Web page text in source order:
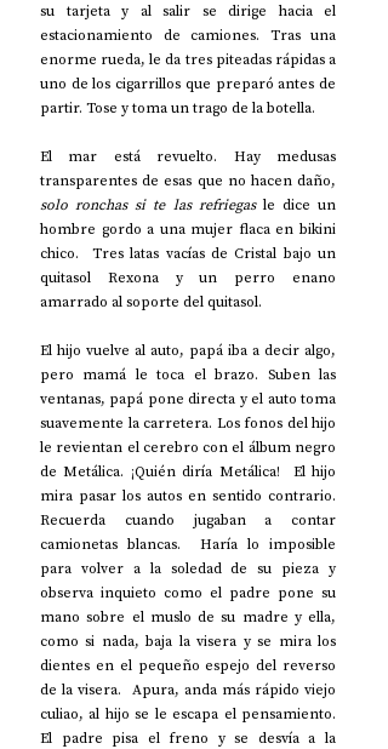
su tarjeta y al salir se dirige hacia el
estacionamiento de camiones. Tras una
enorme rueda, le da tres piteadas rápidas a
uno de los cigarrillos que preparó antes de
partir. Tose y toma un trago de la botella.
El mar está revuelto. Hay medusas
solo ronchas si te las refriegas le dice un
hombre gordo a una mujer flaca en bikini
chico.  Tres latas vacías de Cristal bajo un
quitasol Rexona y un perro enano
amarrado al soporte del quitasol.
El hijo vuelve al auto, papá iba a decir algo,
pero mamá le toca el brazo. Suben las
ventanas, papá pone directa y el auto toma
suavemente la carretera. Los fonos del hijo
le revientan el cerebro con el álbum negro
de Metálica. ¡Quién diría Metálica!  El hijo
mira pasar los autos en sentido contrario.
Recuerda cuando jugaban a contar
camionetas blancas.  Haría lo imposible
para volver a la soledad de su pieza y
observa inquieto como el padre pone su
mano sobre el muslo de su madre y ella,
como si nada, baja la visera y se mira los
dientes en el pequeño espejo del reverso
de la visera.  Apura, anda más rápido viejo
culiao, al hijo se le escapa el pensamiento.
El padre pisa el freno y se desvía a la